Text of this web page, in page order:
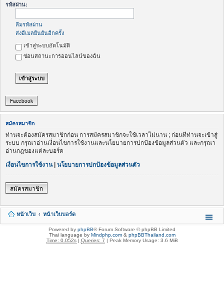
รหัสผ่าน:
ลืมรหัสผ่าน
ส่งอีเมลยืนยันอีกครั้ง
เข้าสู่ระบบอัตโนมัติ
ซ่อนสถานะการออนไลน์ของฉัน
Facebook
สมัครสมาชิก
ท่านจะต้องสมัครสมาชิกก่อน การสมัครสมาชิกจะใช้เวลาไม่นาน ; ก่อนที่ท่านจะเข้าสู่
ระบบ กรุณาอ่านเงื่อนไขการใช้งานและนโยบายการปกป้องข้อมูลส่วนตัว และกรุณา
อ่านกฎของแต่ละบอร์ด
เงื่อนไขการใช้งาน| นโยบายการปกป้องข้อมูลส่วนตัว
สมัครสมาชิก
หน้าเว็บ หน้าเว็บบอร์ด
Powered by phpBB® Forum Software © phpBB Limited
Thai language by Mindphp.com& phpBBThailand.com
Time: 0.052s| Queries: 7 | Peak Memory Usage: 3.6 MiB